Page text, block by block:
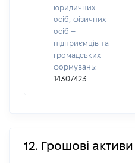
юридичних
осіб, фізичних
осіб –
підприємців та
громадських
формувань:
14307423
12. Грошові активи